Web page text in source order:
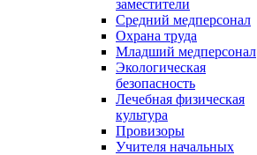
заместители
Средний медперсонал
Охрана труда
Младший медперсонал
Экологическая
безопасность
Лечебная физическая
культура
Провизоры
Учителя начальных